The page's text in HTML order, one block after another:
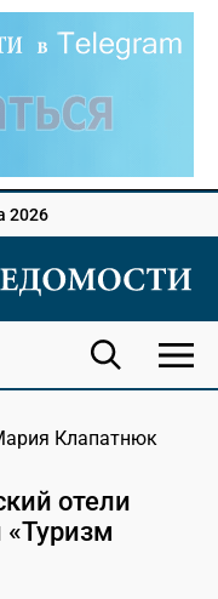
2026
Клапатнюк
отели